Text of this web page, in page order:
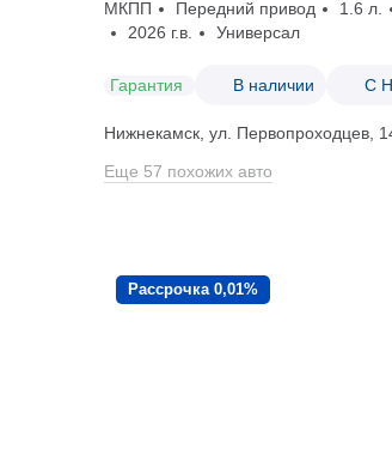
МКПП Передний привод 1.6 л.
2026 г.в.
Универсал
Гарантия В наличии С
Нижнекамск, ул. Первопроходцев,
Еще 57 похожих авто
Рассрочка 0,01%